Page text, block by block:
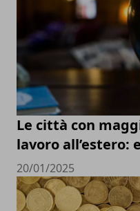
Le città con
lavoro all’estero:
20/01/2025